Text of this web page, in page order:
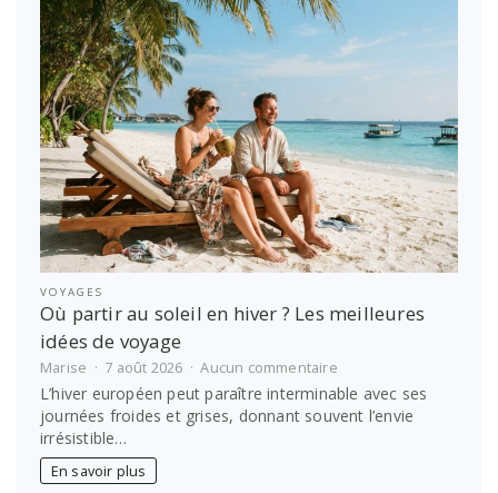
dans
une
villa
privée
VOYAGES
Où partir au soleil en hiver ? Les meilleures
idées de voyage
Marise 7 août 2026 Aucun commentairesur
Où
partir
au
L’hiver européen peut paraître interminable avec ses
journées froides et grises, donnant souvent l’envie
irrésistible…
En savoir plus